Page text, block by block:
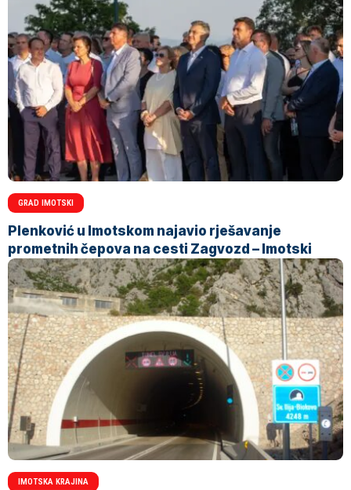
GRAD IMOTSKI
Plenković u Imotskom najavio rješavanje
prometnih čepova na cesti Zagvozd – Imotski
IMOTSKA KRAJINA